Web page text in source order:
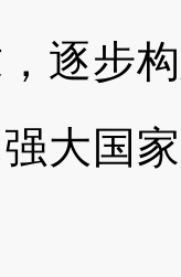
逐步
大国